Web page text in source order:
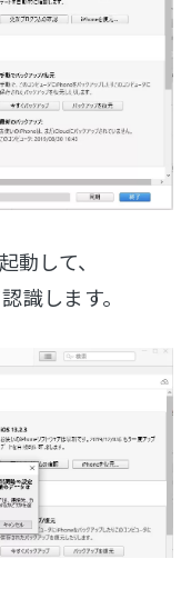
して、
識します。